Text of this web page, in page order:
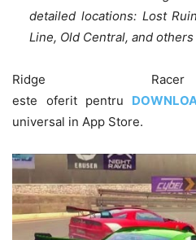
detailed locations: Lost
Line, Old Central, and others
Ridge
este oferit pentru
universal in App Store.